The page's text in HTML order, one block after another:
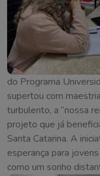
do Programa
supertou com
turbulento, a “nossa
projeto que já
Santa Catarina. A
esperança para
como um sonho